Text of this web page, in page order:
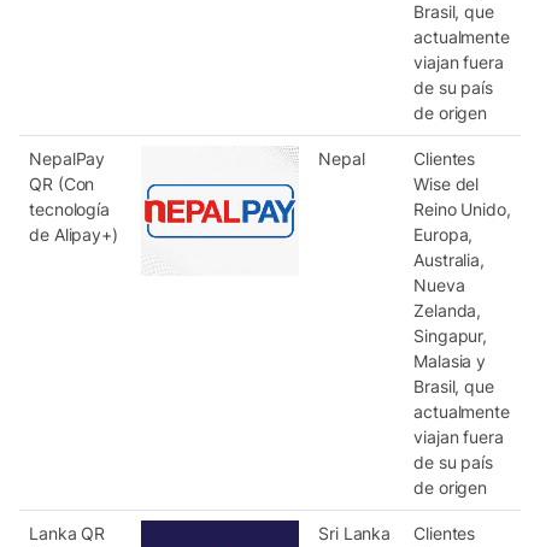
Brasil, que
actualmente
viajan fuera
de su país
de origen
NepalPay
QR (Con
tecnología
de Alipay+)
Nepal
Clientes
Wise del
Reino Unido,
Europa,
Australia,
Nueva
Zelanda,
Singapur,
Malasia y
Brasil, que
actualmente
viajan fuera
de su país
de origen
Lanka QR
Sri Lanka
Clientes